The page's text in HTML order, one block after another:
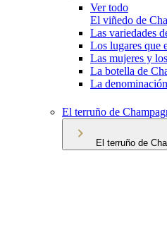
Ver todo
El viñedo de
Las variedades
Los lugares que
Las mujeres y
La botella de
La
El terruño de
El terruño de